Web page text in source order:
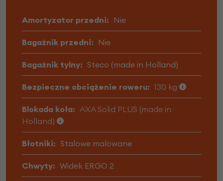
Amortyzator przedni: Nie
Bagażnik przedni: Nie
Bagażnik tylny: Steco (made in Holland)
Bezpieczne obciążenie roweru: 130 kg
Blokada koła: AXA Solid PLUS (made in
Holland)
Błotniki: Stalowe malowane
Chwyty: Widek ERGO 2